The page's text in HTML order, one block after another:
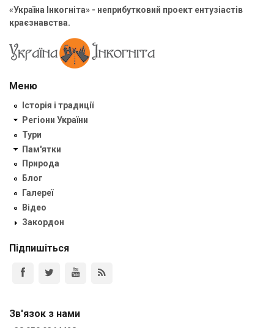
«Україна Інкогніта» - неприбутковий проект ентузіастів
краєзнавства.
Меню
Історія і традиції
Регіони України
Тури
Пам'ятки
Природа
Блог
Галереї
Відео
Закордон
Підпишіться
Зв'язок з нами